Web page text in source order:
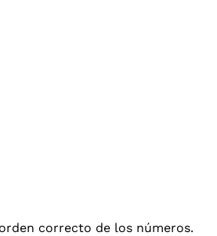
correcto de los números.